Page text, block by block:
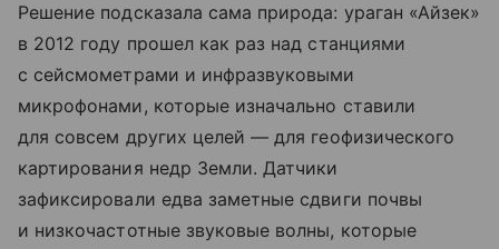
Решение подсказала сама природа: ураган «Айзек»
в 2012 году прошел как раз над станциями
с сейсмометрами и инфразвуковыми
микрофонами, которые изначально ставили
для совсем других целей — для геофизического
картирования недр Земли. Датчики
зафиксировали едва заметные сдвиги почвы
и низкочастотные звуковые волны, которые